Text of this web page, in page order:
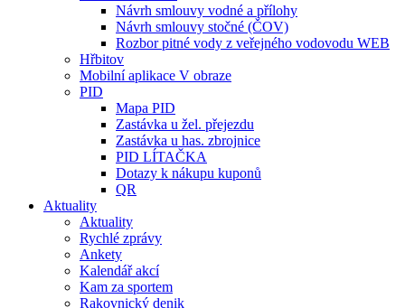
Návrh smlouvy vodné a přílohy
Návrh smlouvy stočné (ČOV)
Rozbor pitné vody z veřejného vodovodu WEB
Hřbitov
Mobilní aplikace V obraze
PID
Mapa PID
Zastávka u žel. přejezdu
Zastávka u has. zbrojnice
PID LÍTAČKA
Dotazy k nákupu kuponů
QR
Aktuality
Aktuality
Rychlé zprávy
Ankety
Kalendář akcí
Kam za sportem
Rakovnický denik